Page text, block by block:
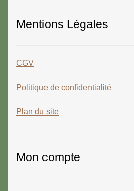
Mentions Légales
CGV
Politique de confidentialité
Plan du site
Mon compte